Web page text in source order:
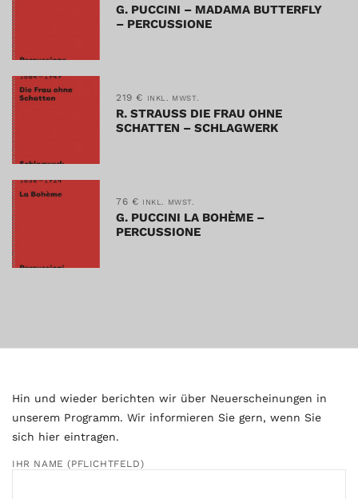
G. PUCCINI – MADAMA BUTTERFLY
– PERCUSSIONE
219 € INKL. MWST.
R. STRAUSS DIE FRAU OHNE
SCHATTEN – SCHLAGWERK
76 € INKL. MWST.
G. PUCCINI LA BOHÈME –
PERCUSSIONE
Hin und wieder berichten wir über Neuerscheinungen in
unserem Programm. Wir informieren Sie gern, wenn Sie
sich hier eintragen.
IHR NAME (PFLICHTFELD)